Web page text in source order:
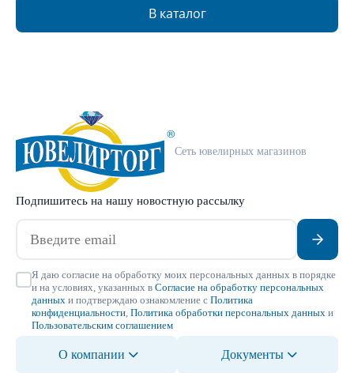
В каталог
Сеть ювелирных магазинов
Подпишитесь на нашу новостную рассылку
Я даю согласие на обработку моих персональных данных в порядке
и на условиях, указанных в Согласие на обработку персональных
данных и подтверждаю ознакомление с Политика
конфиденциальности Политика обработки персональных данных и
Пользовательским соглашением
О компании Документы